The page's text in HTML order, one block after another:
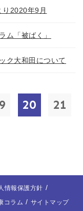
り2020年9月
ム「被ばく」
ク大和田について
20
21
情報保護方針
コラム サイトマップ